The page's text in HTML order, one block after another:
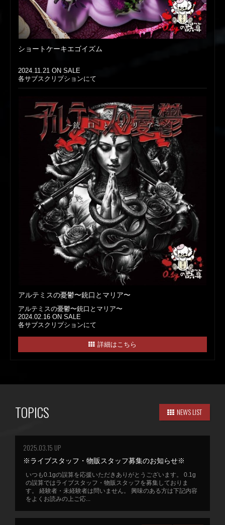
ショートケーキエゴイズム
2024.11.21 ON SALE
各サブスクリプションにて
アルテミスの憂鬱〜銃口とマリア〜
アルテミスの憂鬱〜銃口とマリア〜
2024.02.16 ON SALE
各サブスクリプションにて
詳細はこちら
TOPICS NEWS LIST
2025.03.15 UP
※ライブスタッフ・物販スタッフ募集のお知らせ※
いつも0.1gの誤算を応援いただきありがとうございます。 0.1g
の誤算ではライブスタッフ・物販スタッフを募集しておりま
す。 経験者・未経験者は問いません。 興味のある方は下記内容
をよくお読みの上ご応...